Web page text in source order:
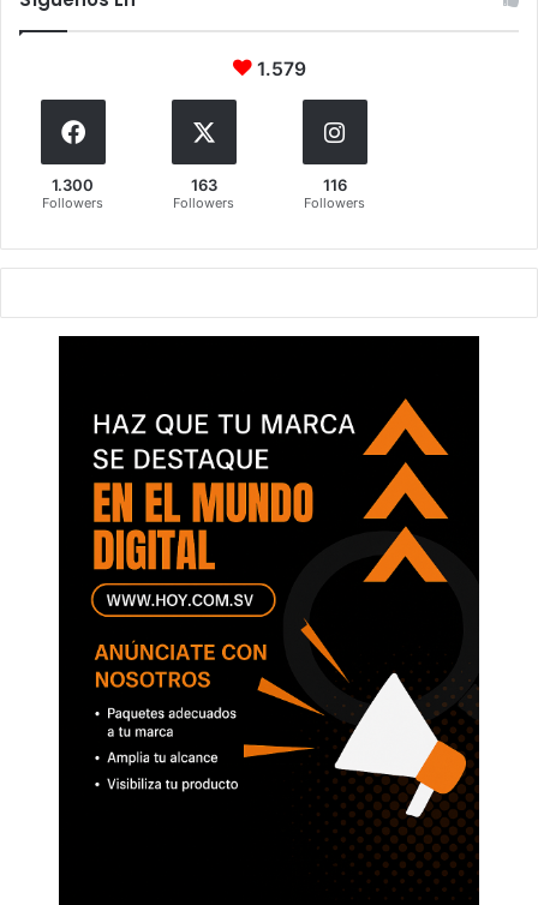
1.579
1.300
Followers
163
Followers
116
Followers